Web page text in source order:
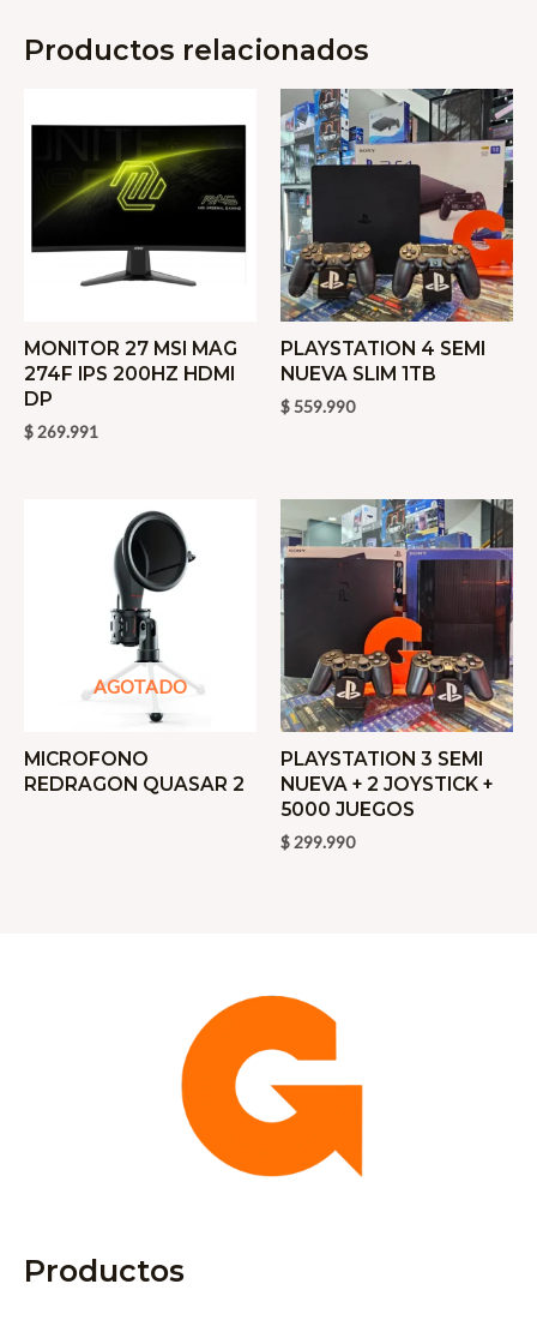
180HZ
HDMI
PORT
cantidad
Productos relacionados
MONITOR 27 MSI MAG
274F IPS 200HZ HDMI
DP
$269.991
PLAYSTATION 4 SEMI
NUEVA SLIM 1TB
$559.990
AGOTADO
MICROFONO
REDRAGON QUASAR 2
PLAYSTATION 3 SEMI
NUEVA + 2 JOYSTICK +
5000 JUEGOS
$299.990
Productos